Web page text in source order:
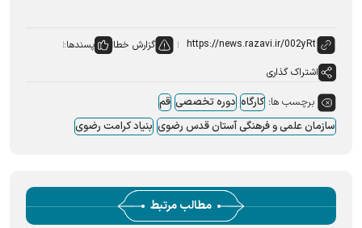
گزارش خطا
پسندها:
اشتراک گذاری
برچسب ها: کارگاه دوره تخصصی قم
سازمان علمی و فرهنگی آستان قدس رضوی بنیاد کرامت رضوی
مطالب مرتبط